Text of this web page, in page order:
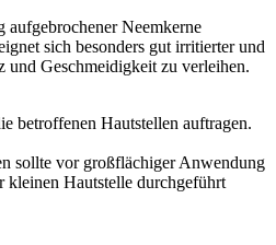
aufgebrochener Neemkerne
sich besonders gut irritierter und
und Geschmeidigkeit zu verleihen.
betroffenen Hautstellen auftragen.
sollte vor großflächiger Anwendung
kleinen Hautstelle durchgeführt